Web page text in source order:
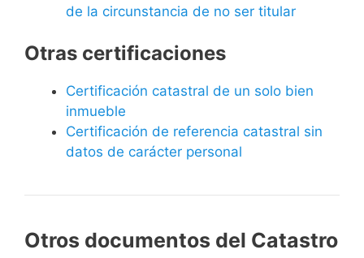
de la circunstancia de no ser titular
Otras certificaciones
Certificación catastral de un solo bien
inmueble
Certificación de referencia catastral sin
datos de carácter personal
Otros documentos del Catastro